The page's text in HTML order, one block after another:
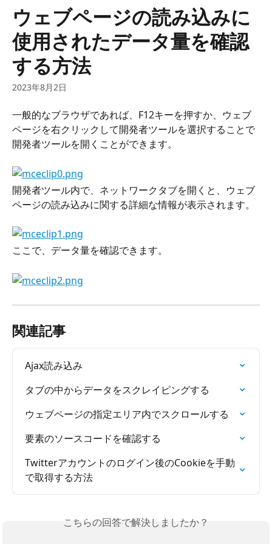
メインコンテンツにスキップ
ウェブページの読み込みに
使用されたデータ量を確認
する方法
2023年8月2日
一般的なブラウザであれば、F12キーを押すか、ウェブ
ページを右クリックして開発者ツールを選択することで
開発者ツールを開くことができます。
開発者ツール内で、ネットワークタブを開くと、ウェブ
ページの読み込みに関する詳細な情報が表示されます。
ここで、データ量を確認できます。
関連記事
Ajax読み込み
タブの中からデータをスクレイピングする
ウェブページの指定エリア内でスクロールする
要素のソースコードを確認する
Twitterアカウントのログイン後のCookieを手動
で取得する方法
こちらの回答で解決しましたか？